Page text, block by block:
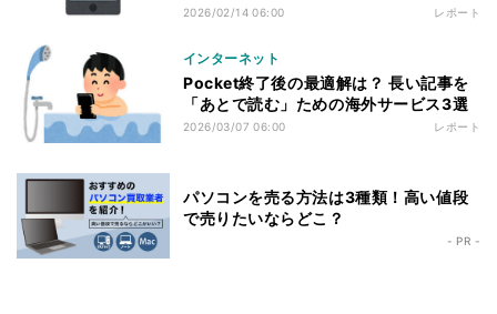
2026/02/14 06:00 レポート
インターネット
Pocket終了後の最適解は？ 長い記事を
「あとで読む」ための海外サービス3選
2026/03/07 06:00 レポート
パソコンを売る方法は3種類！高い値段
で売りたいならどこ？
- PR -